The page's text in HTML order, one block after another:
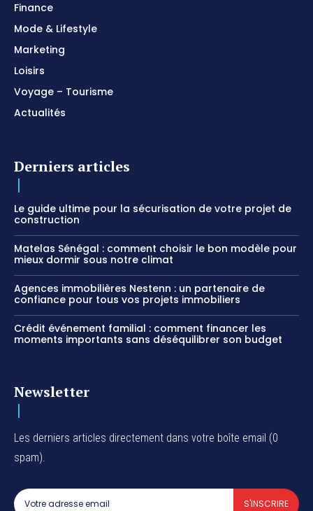
Finance
Mode & Lifestyle
Marketing
Loisirs
Voyage – Tourisme
Actualités
Derniers articles
Le guide ultime pour la sécurisation de votre projet de
construction
Matelas Sénégal : comment choisir le bon modèle pour
mieux dormir sous notre climat
Agences immobilières Nestenn : un partenaire de
confiance pour tous vos projets immobiliers
Crédit événement familial : comment financer les
moments importants sans déséquilibrer son budget
Newsletter
Les derniers articles directement dans votre boîte email (0
spam).
S'INSCRIRE